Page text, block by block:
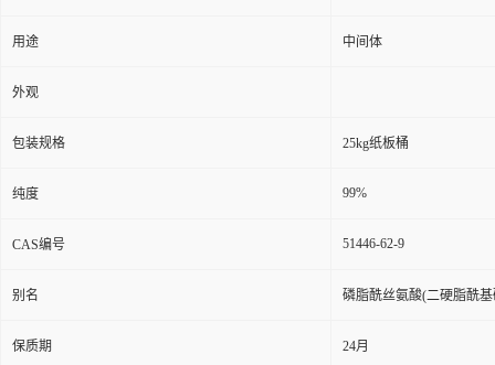
用途 中间体
外观
包装规格 25kg纸板桶
纯度 99%
CAS编号 51446-62-9
别名 磷脂酰丝氨酸(二硬脂酰
保质期 24月